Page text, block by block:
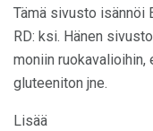
Tämä sivusto isännöi
RD: ksi. Hänen
moniin ruokavalioihin,
gluteeniton jne.
Lisää